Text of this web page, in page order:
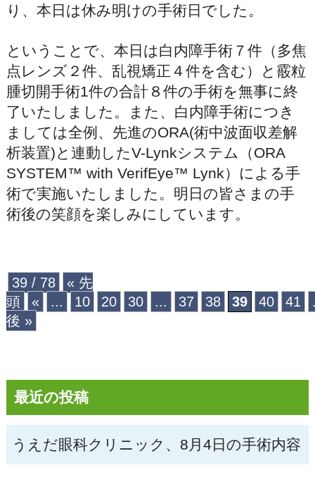
最近の投稿
うえだ眼科クリニック、8月4日の手術内容
り、本日は休み明けの手術日でした。
ということで、本日は白内障手術７件（多焦
点レンズ２件、乱視矯正４件を含む）と霰粒
腫切開手術1件の合計８件の手術を無事に終
了いたしました。また、白内障手術につき
ましては全例、先進のORA(術中波面収差解
析装置)と連動したV-Lynkシステム（ORA
SYSTEM™ with VerifEye™ Lynk）による手
術で実施いたしました。明日の皆さまの手
術後の笑顔を楽しみにしています。
39 / 78
« 先
頭
« ... 10 20 30 ... 37 38 39 40 41
後 »